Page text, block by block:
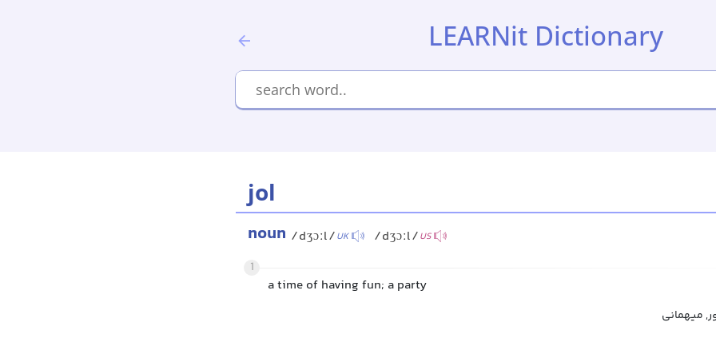
LEARNit Dictionary
jol
noun /dʒɔːl/UK /dʒɔːl/US
1
a time of having fun; a party
میهمانی